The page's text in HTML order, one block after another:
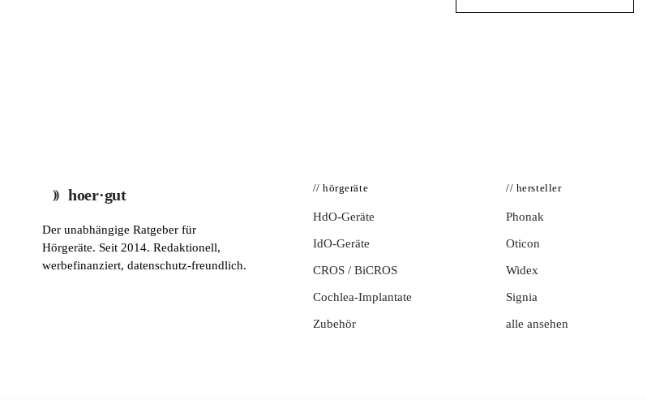
hoer·gut
Der unabhängige Ratgeber für
Hörgeräte. Seit 2014. Redaktionell,
werbefinanziert, datenschutz-freundlich.
// hörgeräte
HdO-Geräte
IdO-Geräte
CROS / BiCROS
Cochlea-Implantate
Zubehör
// hersteller
Phonak
Oticon
Widex
Signia
alle ansehen